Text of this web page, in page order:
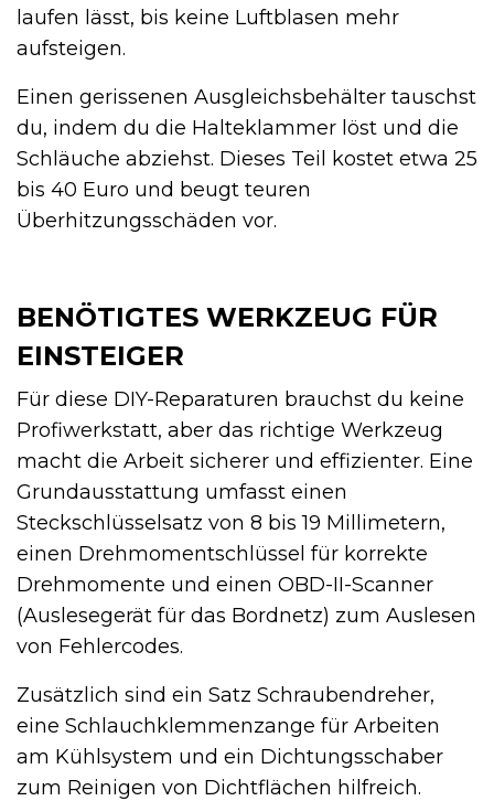
laufen lässt, bis keine Luftblasen mehr
aufsteigen.
Einen gerissenen Ausgleichsbehälter tauschst
du, indem du die Halteklammer löst und die
Schläuche abziehst. Dieses Teil kostet etwa 25
bis 40 Euro und beugt teuren
Überhitzungsschäden vor.
BENÖTIGTES WERKZEUG FÜR
EINSTEIGER
Für diese DIY-Reparaturen brauchst du keine
Profiwerkstatt, aber das richtige Werkzeug
macht die Arbeit sicherer und effizienter. Eine
Grundausstattung umfasst einen
Steckschlüsselsatz von 8 bis 19 Millimetern,
einen Drehmomentschlüssel für korrekte
Drehmomente und einen OBD-II-Scanner
(Auslesegerät für das Bordnetz) zum Auslesen
von Fehlercodes.
Zusätzlich sind ein Satz Schraubendreher,
eine Schlauchklemmenzange für Arbeiten
am Kühlsystem und ein Dichtungsschaber
zum Reinigen von Dichtflächen hilfreich.